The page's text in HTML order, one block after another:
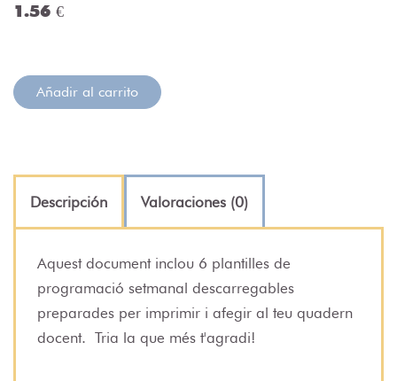
1.56 €
Añadir al carrito
Descripción Valoraciones (0)
Aquest document inclou 6 plantilles de
programació setmanal descarregables
preparades per imprimir i afegir al teu quadern
docent. Tria la que més t'agradi!